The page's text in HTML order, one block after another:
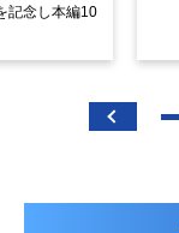
記念し本編10